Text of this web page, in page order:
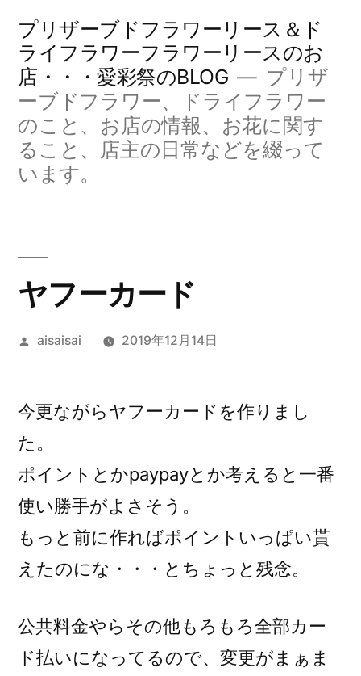
プリザーブドフラワーリース＆ド
ライフラワーフラワーリースのお
店・・・愛彩祭のBLOG
プリザ
ーブドフラワー、ドライフラワー
のこと、お店の情報、お花に関す
ること、店主の日常などを綴って
います。
ヤフーカード
投
aisaisai 2019年12月14日
今更ながらヤフーカードを作りまし
た。
ポイントとかpaypayとか考えると一番
使い勝手がよさそう。
もっと前に作ればポイントいっぱい貰
えたのにな・・・とちょっと残念。
公共料金やらその他もろもろ全部カー
ド払いになってるので、変更がまぁま